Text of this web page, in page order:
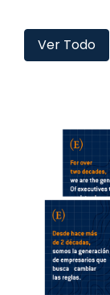
Ver Todo